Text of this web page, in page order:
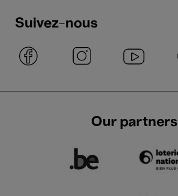
Suivez-nous
Our partners